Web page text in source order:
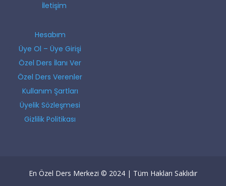
İletişim
Hesabım
Üye Ol – Üye Girişi
Özel Ders İlanı Ver
Özel Ders Verenler
Kullanım Şartları
Üyelik Sözleşmesi
Gizlilik Politikası
En Özel Ders Merkezi © 2024 | Tüm Hakları Saklıdır